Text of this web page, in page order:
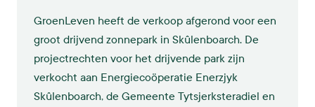
GroenLeven heeft de verkoop afgerond voor een
groot drijvend zonnepark in Skûlenboarch. De
projectrechten voor het drijvende park zijn
verkocht aan Energiecoöperatie Enerzjyk
Skûlenboarch, de Gemeente Tytsjerksteradiel en